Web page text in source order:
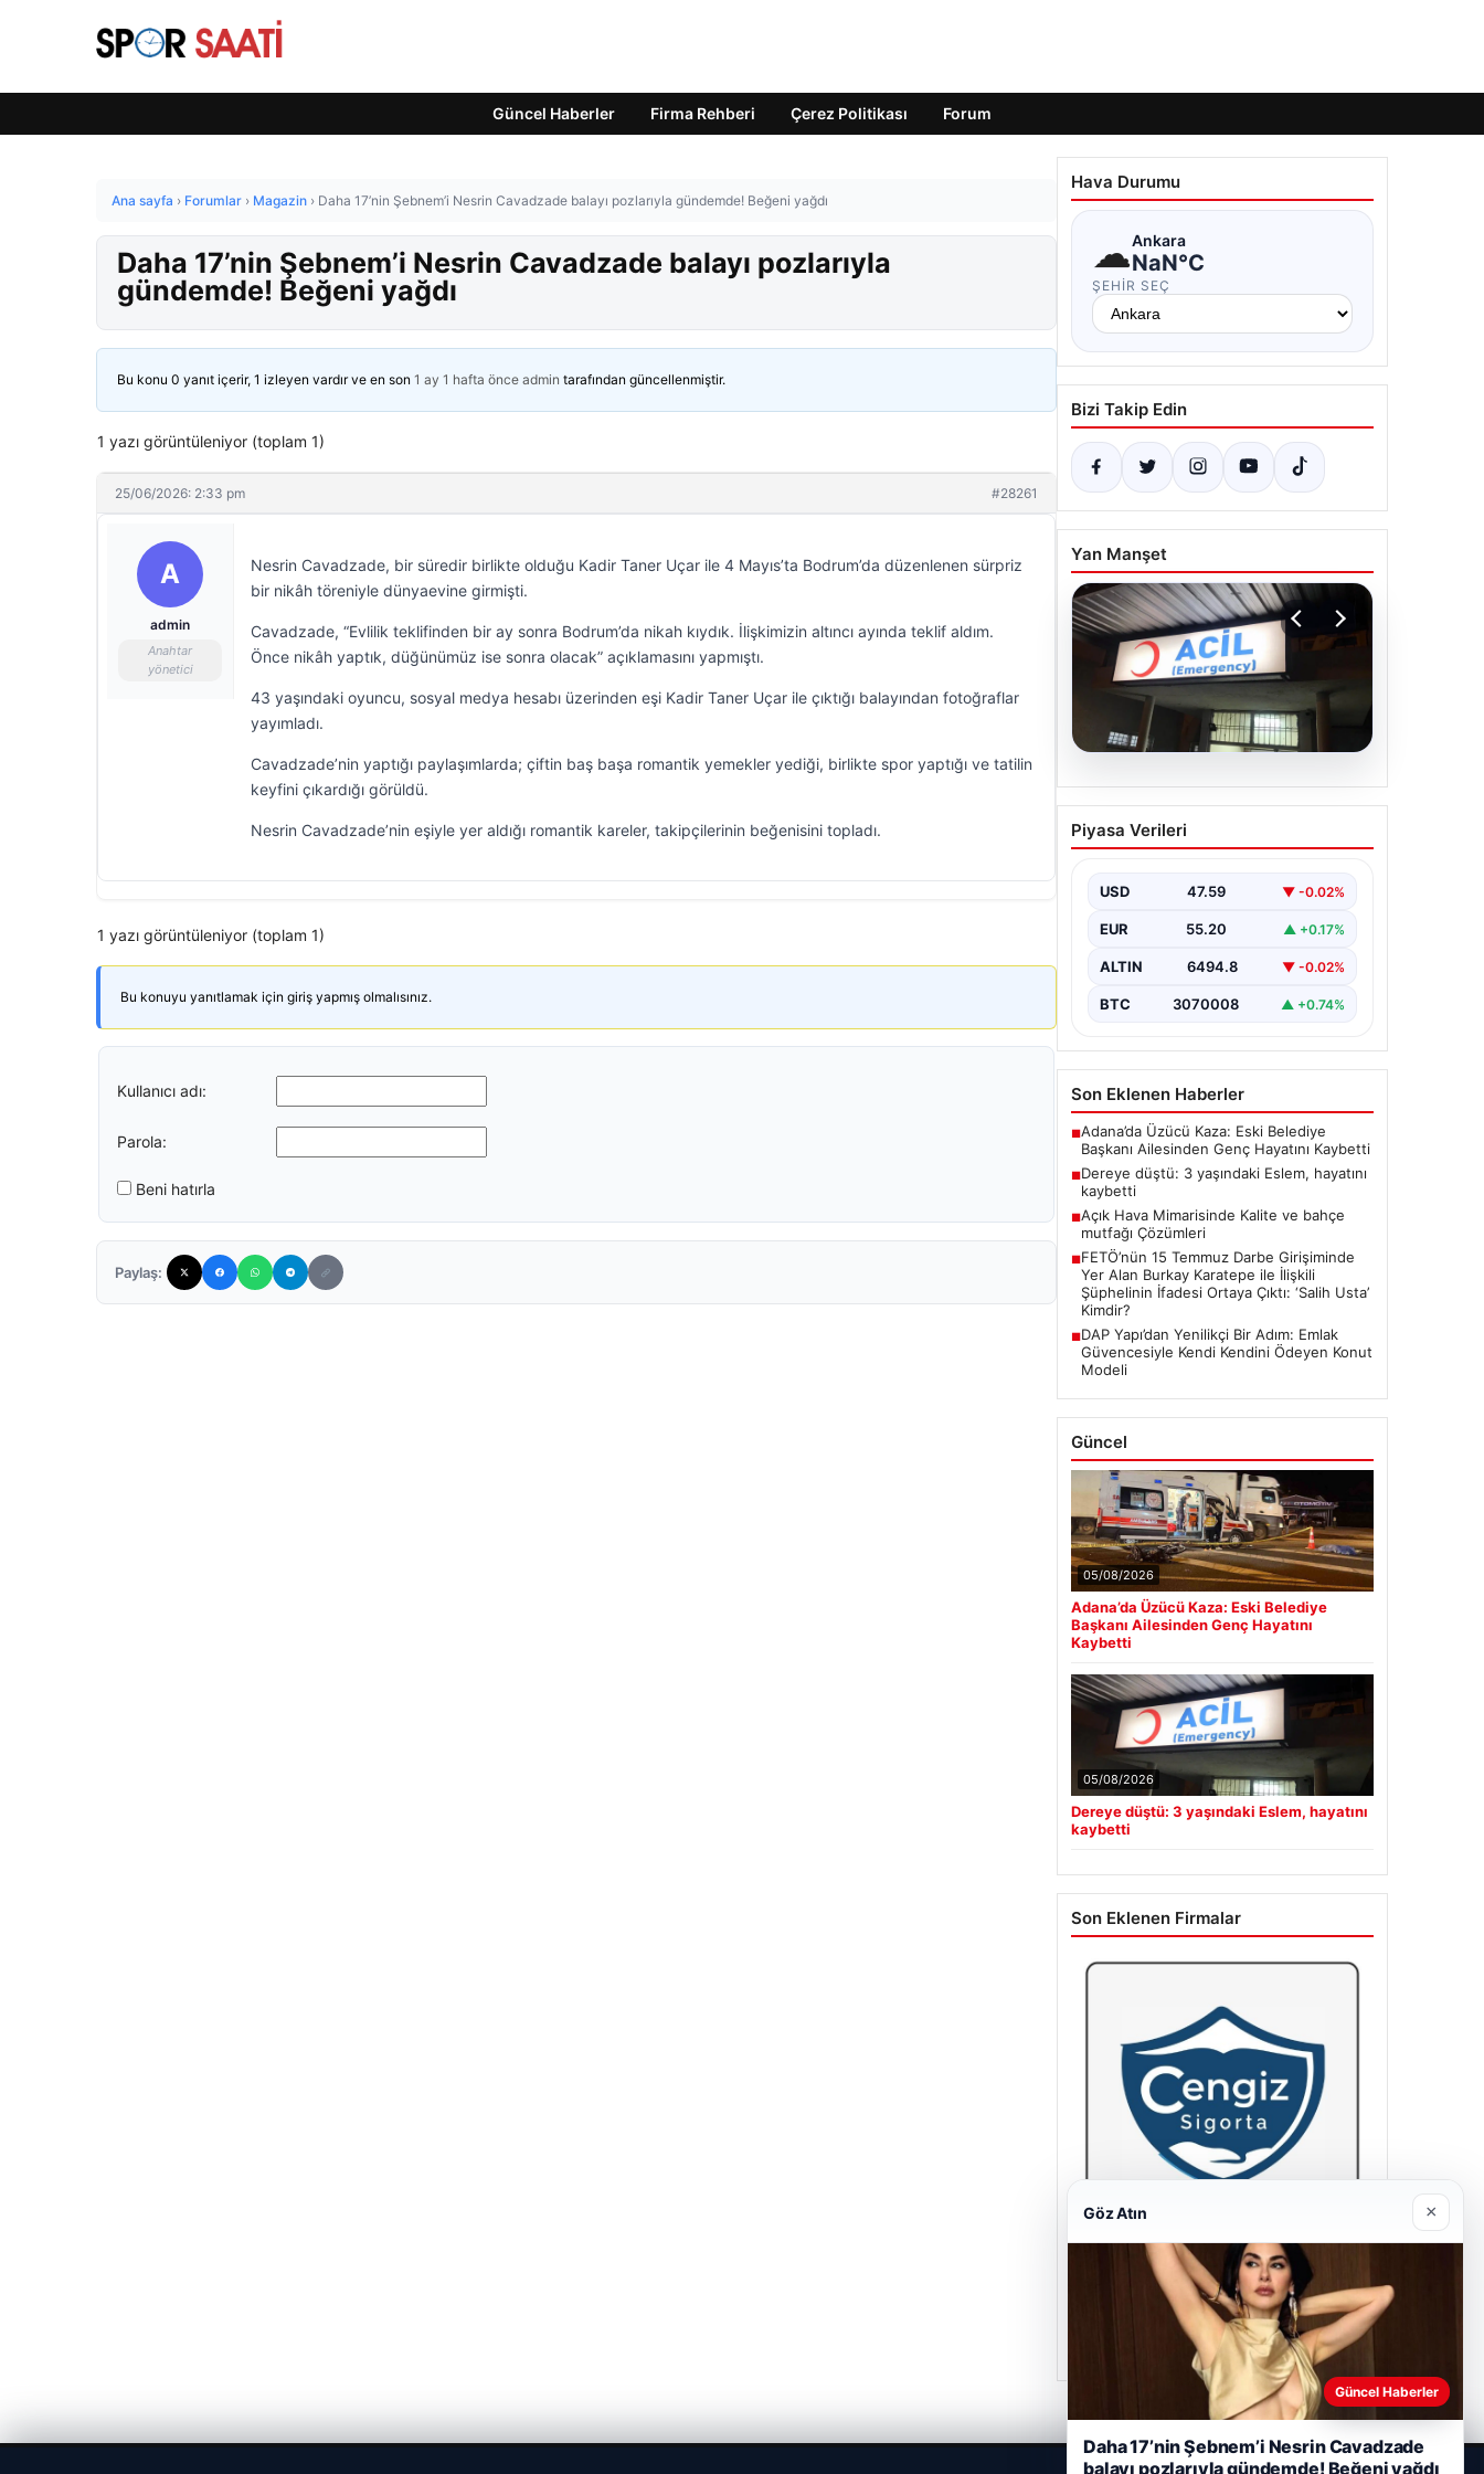
Güncel Haberler Firma Rehberi Çerez Politikası Forum
Ana sayfa › Forumlar › Magazin › Daha 17’nin Şebnem’i Nesrin Cavadzade balayı pozlarıyla gündemde! Beğeni yağdı
Daha 17’nin Şebnem’i Nesrin Cavadzade balayı pozlarıyla
gündemde! Beğeni yağdı
Bu konu 0 yanıt içerir, 1 izleyen vardır ve en son 1 ay 1 hafta önce admin tarafından güncellenmiştir.
1 yazı görüntüleniyor (toplam 1)
25/06/2026: 2:33 pm #28261
A
admin
Anahtar
yönetici
Nesrin Cavadzade, bir süredir birlikte olduğu Kadir Taner Uçar ile 4 Mayıs’ta Bodrum’da düzenlenen sürpriz
bir nikâh töreniyle dünyaevine girmişti.
Cavadzade, “Evlilik teklifinden bir ay sonra Bodrum’da nikah kıydık. İlişkimizin altıncı ayında teklif aldım.
Önce nikâh yaptık, düğünümüz ise sonra olacak” açıklamasını yapmıştı.
43 yaşındaki oyuncu, sosyal medya hesabı üzerinden eşi Kadir Taner Uçar ile çıktığı balayından fotoğraflar
yayımladı.
Cavadzade’nin yaptığı paylaşımlarda; çiftin baş başa romantik yemekler yediği, birlikte spor yaptığı ve tatilin
keyfini çıkardığı görüldü.
Nesrin Cavadzade’nin eşiyle yer aldığı romantik kareler, takipçilerinin beğenisini topladı.
1 yazı görüntüleniyor (toplam 1)
Bu konuyu yanıtlamak için giriş yapmış olmalısınız.
Kullanıcı adı:
Parola:
Beni hatırla
Paylaş:
Hava Durumu
☁Ankara
NaN°C
ŞEHIR SEÇ
Bizi Takip Edin
Yan Manşet
05.08.2026
Dereye düştü: 3 yaşındaki
Eslem, hayatını kaybetti
Piyasa Verileri
USD 47.59 ▼ -0.02%
EUR 55.20 ▲ +0.17%
ALTIN 6494.8 ▼ -0.02%
BTC 3070008 ▲ +0.74%
Son Eklenen Haberler
■Adana’da Üzücü Kaza: Eski Belediye
Başkanı Ailesinden Genç Hayatını Kaybetti
■Dereye düştü: 3 yaşındaki Eslem, hayatını
kaybetti
■Açık Hava Mimarisinde Kalite ve bahçe
mutfağı Çözümleri
■FETÖ’nün 15 Temmuz Darbe Girişiminde
Yer Alan Burkay Karatepe ile İlişkili
Şüphelinin İfadesi Ortaya Çıktı: ‘Salih Usta’
Kimdir?
■DAP Yapı’dan Yenilikçi Bir Adım: Emlak
Güvencesiyle Kendi Kendini Ödeyen Konut
Modeli
Güncel
05/08/2026
Adana’da Üzücü Kaza: Eski Belediye
Başkanı Ailesinden Genç Hayatını
Kaybetti
05/08/2026
Dereye düştü: 3 yaşındaki Eslem, hayatını
kaybetti
Son Eklenen Firmalar
Cengiz Sigorta
Göz Atın ×
Güncel Haberler
Daha 17’nin Şebnem’i Nesrin Cavadzade
balayı pozlarıyla gündemde! Beğeni yağdı